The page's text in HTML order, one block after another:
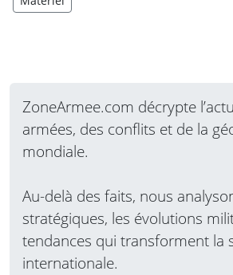
ZoneArmee.com décrypte
armées, des conflits et de la
mondiale.
Au-delà des faits, nous
stratégiques, les évolutions
tendances qui transforment la
internationale.